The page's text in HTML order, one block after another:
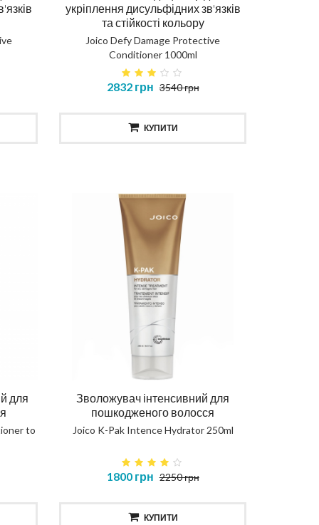
Протеїнова вода для кучерів
CURLY WATER
467 грн
КУПИТИ
укріплення дисульфідних зв'язків
та стійкості кольору
Joico Defy Damage Protective
Conditioner 1000ml
2832 грн 3540 грн
КУПИТИ
для
to
Зволожувач інтенсивний для
пошкодженого волосся
Joico K-Pak Intence Hydrator 250ml
1800 грн 2250 грн
КУПИТИ